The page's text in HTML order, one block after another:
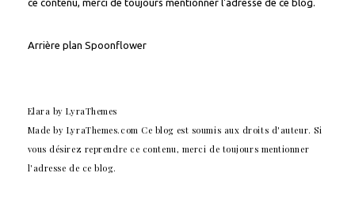
ce contenu, merci de toujours mentionner l'adresse de ce blog.
Arrière plan Spoonflower
Elara by LyraThemes
Made by LyraThemes.com Ce blog est soumis aux droits d'auteur. Si
vous désirez reprendre ce contenu, merci de toujours mentionner
l'adresse de ce blog.